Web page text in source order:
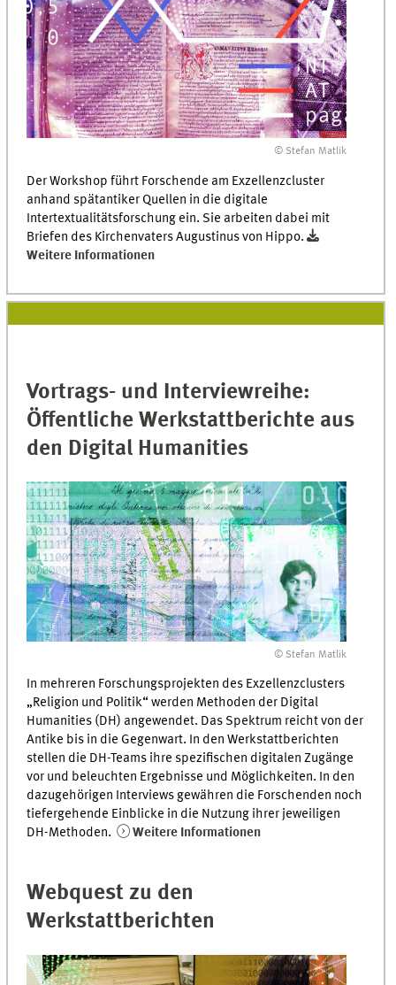
© Stefan Matlik
Der Workshop führt Forschende am Exzellenzcluster
anhand spätantiker Quellen in die digitale
Intertextualitätsforschung ein. Sie arbeiten dabei mit
Briefen des Kirchenvaters Augustinus von Hippo.
Weitere Informationen
Vortrags- und Interviewreihe:
Öffentliche Werkstattberichte aus
den Digital Humanities
© Stefan Matlik
In mehreren Forschungsprojekten des Exzellenzclusters
„Religion und Politik“ werden Methoden der Digital
Humanities (DH) angewendet. Das Spektrum reicht von der
Antike bis in die Gegenwart. In den Werkstattberichten
stellen die DH-Teams ihre spezifischen digitalen Zugänge
vor und beleuchten Ergebnisse und Möglichkeiten. In den
dazugehörigen Interviews gewähren die Forschenden noch
tiefergehende Einblicke in die Nutzung ihrer jeweiligen
DH-Methoden.
Weitere Informationen
Webquest zu den
Werkstattberichten